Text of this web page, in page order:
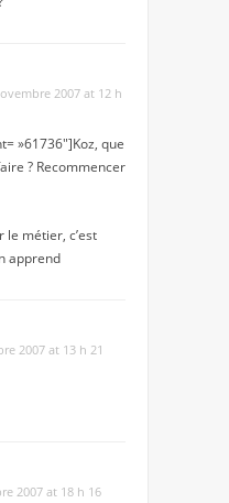
2007 at 12 h
»61736″]Koz, que
? Recommencer
le métier, c’est
apprend
2007 at 13 h 21
2007 at 18 h 16